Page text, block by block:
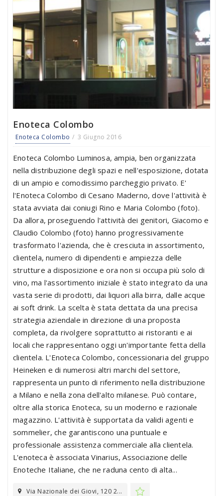
Enoteca Colombo
Enoteca Colombo 3 Giugno 2016
Enoteca Colombo Luminosa, ampia, ben organizzata
nella distribuzione degli spazi e nell'esposizione, dotata
di un ampio e comodissimo parcheggio privato. E'
l'Enoteca Colombo di Cesano Maderno, dove l'attività è
stata avviata dai coniugi Rino e Maria Colombo (foto).
Da allora, proseguendo l'attività dei genitori, Giacomo e
Claudio Colombo (foto) hanno progressivamente
trasformato l'azienda, che è cresciuta in assortimento,
clientela, numero di dipendenti e ampiezza delle
strutture a disposizione e ora non si occupa più solo di
vino, ma l'assortimento iniziale è stato integrato da una
vasta serie di prodotti, dai liquori alla birra, dalle acque
ai soft drink. La scelta è stata dettata da una precisa
strategia aziendale in direzione di una proposta
completa, da rivolgere soprattutto ai ristoranti e ai
locali che rappresentano oggi un'importante fetta della
clientela. L'Enoteca Colombo, concessionaria del gruppo
Heineken e di numerosi altri marchi del settore,
rappresenta un punto di riferimento nella distribuzione
a Milano e nella zona dell'alto milanese. Può contare,
oltre alla storica Enoteca, su un moderno e razionale
magazzino. L'attività è supportata da validi agenti e
sommelier, che garantiscono una puntuale e
professionale assistenza commerciale alla clientela.
L'enoteca è associata Vinarius, Associazione delle
Enoteche Italiane, che ne raduna cento di alta...
Via Nazionale dei Giovi, 120 2...